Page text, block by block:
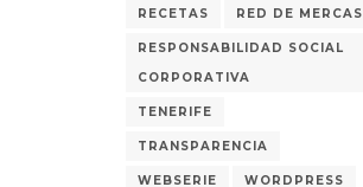
RECETAS RED DE MERCAS
RESPONSABILIDAD SOCIAL
CORPORATIVA
TENERIFE
TRANSPARENCIA
WEBSERIE WORDPRESS